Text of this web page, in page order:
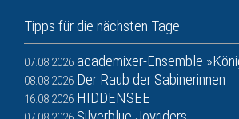
Tipps für die nächsten Tage
07.08.2026 academixer-Ensemble
08.08.2026 Der Raub der Sabinerinnen
16.08.2026 HIDDENSEE